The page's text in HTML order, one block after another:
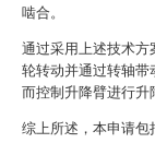
啮合。
通过采用上述技术方
轮转动并通过转轴带
而控制升降臂进行升
综上所述，本申请包